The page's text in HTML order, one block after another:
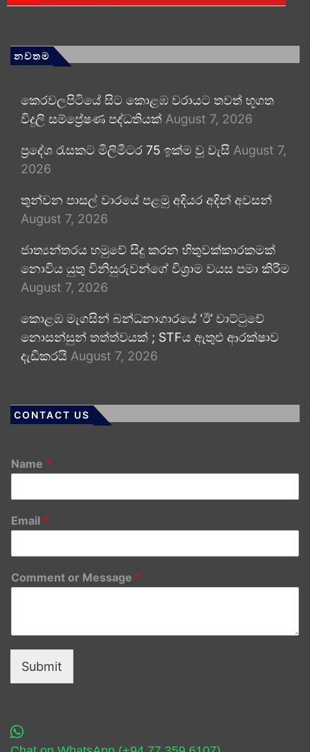
නවතම
කෙරවලපිටියේ සිට කොළඹ වරායට තවත් භූගත
විදුලි සම්ප්‍රේෂණ පද්ධතියක් August 7, 2026
ප්‍රදේශ රැසකට මිලිමීටර 75 ඉක්ම වූ වැසි August 7,
2026
තුන්වන පාසල් වාරයේ පළමු අදියර අදින් අවසන්
August 7, 2026
ජාත්‍යන්තරය හමුවේ සිදු කරන හිතුවක්කාරකමක්
නොවිය යුතු විනිසුරුවන්ගේ විශ්‍රාම වයස පමා කිරීම
August 7, 2026
කොළඹ මැගසින් බන්ධනාගාරයේ ‘ඊ’ වාට්ටුවේ
නොසන්සුන් තත්ත්වයක් ; STFය ඇතුළු ආරක්ෂාව
දැඩිකරයි August 7, 2026
CONTACT US
Name *
Email *
Comment or Message *
Submit